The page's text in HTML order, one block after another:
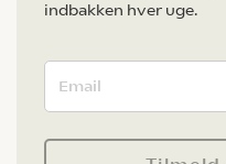
indbakken hver uge.